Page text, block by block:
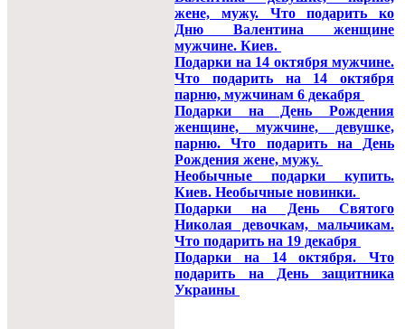
жене, мужу. Что подарить ко
Дню Валентина женщине
мужчине. Киев.
Подарки на 14 октября мужчине.
Что подарить на 14 октября
парню, мужчинам 6 декабря
Подарки на День Рождения
женщине, мужчине, девушке,
парню. Что подарить на День
Рождения жене, мужу.
Необычные подарки купить.
Киев. Необычные новинки.
Подарки на День Святого
Николая девочкам, мальчикам.
Что подарить на 19 декабря
Подарки на 14 октября. Что
подарить на День защитника
Украины